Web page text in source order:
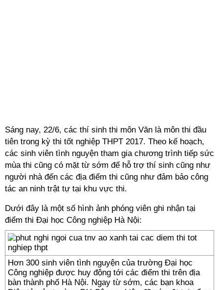
Sáng nay, 22/6, các thí sinh thi môn Văn là môn thi đầu
tiên trong kỳ thi tốt nghiệp THPT 2017. Theo kế hoạch,
các sinh viên tình nguyện tham gia chương trình tiếp sức
mùa thi cũng có mặt từ sớm để hỗ trợ thí sinh cũng như
người nhà đến các địa điểm thi cũng như đảm bảo công
tác an ninh trật tự tại khu vực thi.
Dưới đây là một số hình ảnh phóng viên ghi nhận tại
điểm thi Đại học Công nghiệp Hà Nội:
Hơn 300 sinh viên tình nguyện của trường Đại học
Công nghiệp được huy động tới các điểm thi trên địa
bàn thành phố Hà Nội. Ngay từ sớm, các bạn khoa